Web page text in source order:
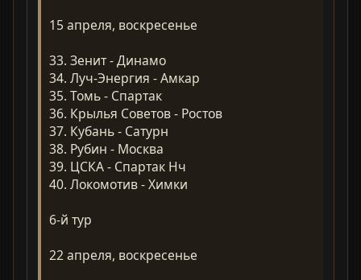
15 апреля, воскресенье
33. Зенит - Динамо
34. Луч-Энергия - Амкар
35. Томь - Спартак
36. Крылья Советов - Ростов
37. Кубань - Сатурн
38. Рубин - Москва
39. ЦСКА - Спартак Нч
40. Локомотив - Химки
6-й тур
22 апреля, воскресенье